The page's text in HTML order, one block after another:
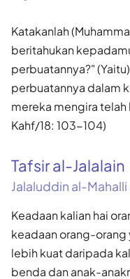
Katakanlah
beritahukan
perbuatannya?"
perbuatannya dalam
mereka mengira
Kahf/18: 103-104)
Tafsir al-Jalalain
Jalaluddin al-
Keadaan kalian hai
keadaan orang-orang
lebih kuat daripada
benda dan anak-